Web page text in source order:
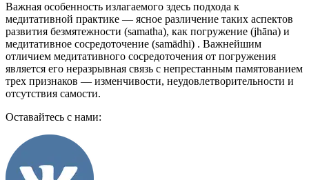
Важная особенность излагаемого здесь подхода к
медитативной практике — ясное различение таких аспектов
развития безмятежности (samatha), как погружение (jhāna) и
медитативное сосредоточение (samādhi) . Важнейшим
отличием медитативного сосредоточения от погружения
является его неразрывная связь с непрестанным памятованием
трех признаков — изменчивости, неудовлетворительности и
отсутствия самости.
Оставайтесь с нами: